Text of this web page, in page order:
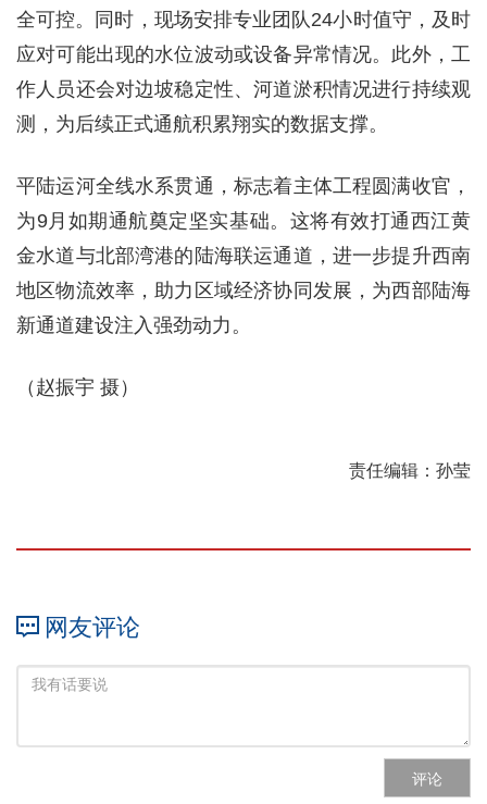
全可控。同时，现场安排专业团队24小时值守，及时
应对可能出现的水位波动或设备异常情况。此外，工
作人员还会对边坡稳定性、河道淤积情况进行持续观
测，为后续正式通航积累翔实的数据支撑。
平陆运河全线水系贯通，标志着主体工程圆满收官，
为9月如期通航奠定坚实基础。这将有效打通西江黄
金水道与北部湾港的陆海联运通道，进一步提升西南
地区物流效率，助力区域经济协同发展，为西部陆海
新通道建设注入强劲动力。
（赵振宇 摄）
责任编辑：孙莹
网友评论
评论